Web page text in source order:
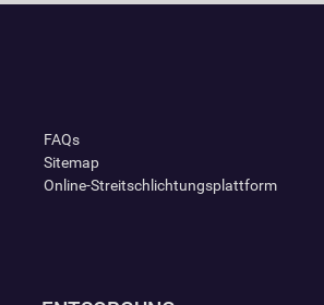
FAQs
Sitemap
Online-Streitschlichtungsplattform